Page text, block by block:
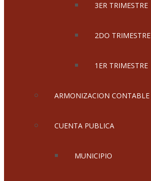
3ER TRIMESTRE
2DO TRIMESTRE
1ER TRIMESTRE
ARMONIZACION CONTABLE
CUENTA PUBLICA
MUNICIPIO